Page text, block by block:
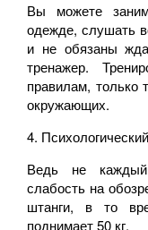
Вы можете
одежде, слушать
и не обязаны
тренажер.
правилам, только
окружающих.
4.
Ведь не
слабость на
штанги, в то
поднимает 50 кг.